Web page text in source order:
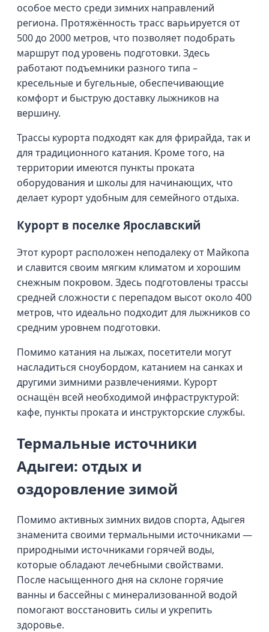
особое место среди зимних направлений
региона. Протяжённость трасс варьируется от
500 до 2000 метров, что позволяет подобрать
маршрут под уровень подготовки. Здесь
работают подъемники разного типа –
кресельные и бугельные, обеспечивающие
комфорт и быструю доставку лыжников на
вершину.
Трассы курорта подходят как для фрирайда, так и
для традиционного катания. Кроме того, на
территории имеются пункты проката
оборудования и школы для начинающих, что
делает курорт удобным для семейного отдыха.
Курорт в поселке Ярославский
Этот курорт расположен неподалеку от Майкопа
и славится своим мягким климатом и хорошим
снежным покровом. Здесь подготовлены трассы
средней сложности с перепадом высот около 400
метров, что идеально подходит для лыжников со
средним уровнем подготовки.
Помимо катания на лыжах, посетители могут
насладиться сноубордом, катанием на санках и
другими зимними развлечениями. Курорт
оснащён всей необходимой инфраструктурой:
кафе, пункты проката и инструкторские службы.
Термальные источники
Адыгеи: отдых и
оздоровление зимой
Помимо активных зимних видов спорта, Адыгея
знаменита своими термальными источниками —
природными источниками горячей воды,
которые обладают лечебными свойствами.
После насыщенного дня на склоне горячие
ванны и бассейны с минерализованной водой
помогают восстановить силы и укрепить
здоровье.